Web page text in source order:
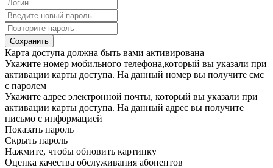
Сохранить
Карта доступа должна быть вами активирована
Укажите номер мобильного телефона,который вы указали при
активации карты доступа. На данный номер вы получите смс
с паролем
Укажите адрес электронной почты, который вы указали при
активации карты доступа. На данный адрес вы получите
письмо с информацией
Показать пароль
Скрыть пароль
Нажмите, чтобы обновить картинку
Оценка качества обслуживания абонентов